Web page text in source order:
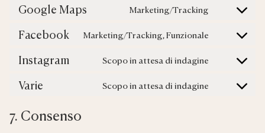
service
Google Maps Marketing/Tracking
Consent
service
maps
Facebook Marketing/Tracking, Funzionale
Consent
service
Instagram Scopo in attesa di indagine
Consent
service
Varie Scopo in attesa di indagine
Consent
7. Consenso